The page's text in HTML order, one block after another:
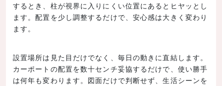
するとき、柱が視界に入りにくい位置にあるとヒヤッとし
ます。配置を少し調整するだけで、安心感は大きく変わり
ます。
設置場所は見た目だけでなく、毎日の動きに直結します。
カーポートの配置を数十センチ妥協するだけで、使い勝手
は何年も変わります。図面だけで判断せず、生活シーンを